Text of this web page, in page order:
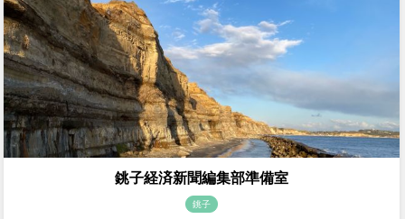
銚子経済新聞編集部準備室
銚子